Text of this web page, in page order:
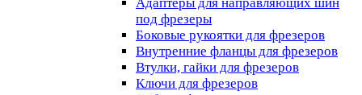
под фрезеры
Боковые рукоятки для фрезеров
Внутренние фланцы для фрезеров
Втулки, гайки для фрезеров
Ключи для фрезеров